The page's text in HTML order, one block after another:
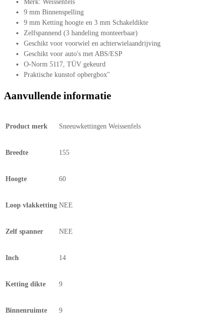
Merk: Weissenfels
9 mm Binnenspelling
9 mm Ketting hoogte en 3 mm Schakeldikte
Zelfspannend (3 handeling monteerbaar)
Geschikt voor voorwiel en achterwielaandrijving
Geschikt voor auto's met ABS/ESP
O-Norm 5117, TÜV gekeurd
Praktische kunstof opbergbox"
Aanvullende informatie
Product merk Sneeuwkettingen Weissenfels
Breedte 155
Hoogte 60
Loop vlakketting NEE
Zelf spanner NEE
Inch 14
Ketting dikte 9
Binnenruimte 9